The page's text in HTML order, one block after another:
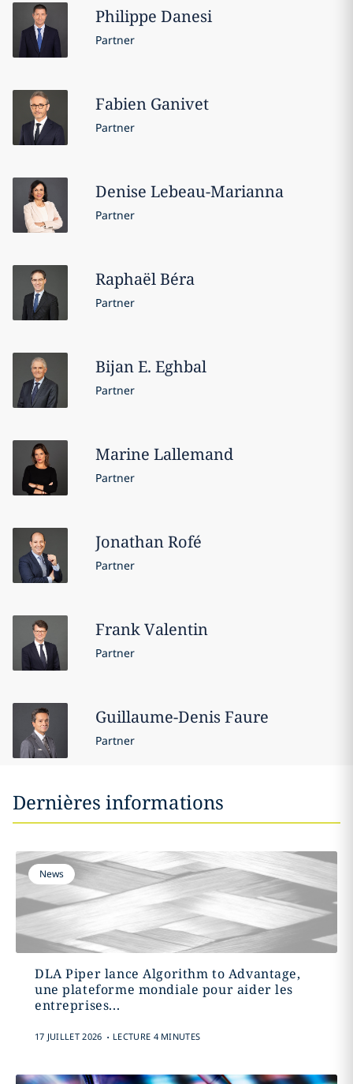
Philippe Danesi
Partner
Fabien Ganivet
Partner
Denise Lebeau-Marianna
Partner
RaphaëlBéra
Partner
Bijan E. Eghbal
Partner
Marine Lallemand
Partner
JonathanRofé
Partner
FrankValentin
Partner
Guillaume-Denis Faure
Partner
Dernières informations
News
DLA Piper lance Algorithm to Advantage,
une plateforme mondiale pour aider les
entreprises...
17 JUILLET 2026 . LECTURE 4 MINUTES